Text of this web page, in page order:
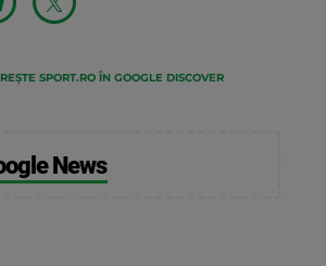
SPORT.RO ÎN GOOGLE DISCOVER
News